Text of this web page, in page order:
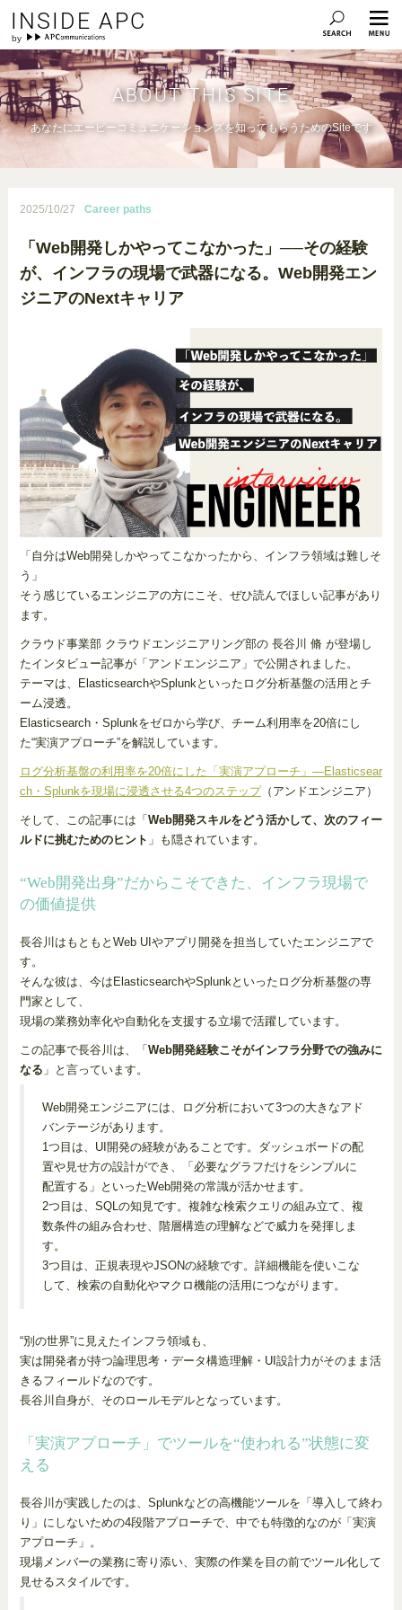
INSIDE APC
ABOUT THIS SITE
あなたにエーピーコミュニケーションズを知ってもらうためのSiteです
2025/10/27 Career paths
「Web開発しかやってこなかった」──その経験
が、インフラの現場で武器になる。Web開発エン
ジニアのNextキャリア
「自分はWeb開発しかやってこなかったから、インフラ領域は難しそ
う」
そう感じているエンジニアの方にこそ、ぜひ読んでほしい記事があり
ます。
クラウド事業部 クラウドエンジニアリング部の 長谷川 脩 が登場し
たインタビュー記事が「アンドエンジニア」で公開されました。
テーマは、ElasticsearchやSplunkといったログ分析基盤の活用とチ
ーム浸透。
Elasticsearch・Splunkをゼロから学び、チーム利用率を20倍にし
た“実演アプローチ”を解説しています。
ログ分析基盤の利用率を20倍にした「実演アプローチ」―Elasticsear
ch・Splunkを現場に浸透させる4つのステップ（アンドエンジニア）
そして、この記事には「 Web開発スキルをどう活かして、次のフィー
ルドに挑むためのヒント 」も隠されています。
“Web開発出身”だからこそできた、インフラ現場で
の価値提供
長谷川はもともとWeb UIやアプリ開発を担当していたエンジニアで
す。
そんな彼は、今はElasticsearchやSplunkといったログ分析基盤の専
門家として、
現場の業務効率化や自動化を支援する立場で活躍しています。
この記事で長谷川は、「 Web開発経験こそがインフラ分野での強みに
なる 」と言っています。
Web開発エンジニアには、ログ分析において3つの大きなアド
バンテージがあります。
1つ目は、UI開発の経験があることです。ダッシュボードの配
置や見せ方の設計ができ、「必要なグラフだけをシンプルに
配置する」といったWeb開発の常識が活かせます。
2つ目は、SQLの知見です。複雑な検索クエリの組み立て、複
数条件の組み合わせ、階層構造の理解などで威力を発揮しま
す。
3つ目は、正規表現やJSONの経験です。詳細機能を使いこな
して、検索の自動化やマクロ機能の活用につながります。
“別の世界”に見えたインフラ領域も、
実は開発者が持つ論理思考・データ構造理解・UI設計力がそのまま活
きるフィールドなのです。
長谷川自身が、そのロールモデルとなっています。
「実演アプローチ」でツールを“使われる”状態に変
える
長谷川が実践したのは、Splunkなどの高機能ツールを「導入して終わ
り」にしないための4段階アプローチで、中でも特徴的なのが「実演
アプローチ」。
現場メンバーの業務に寄り添い、実際の作業を目の前でツール化して
見せるスタイルです。